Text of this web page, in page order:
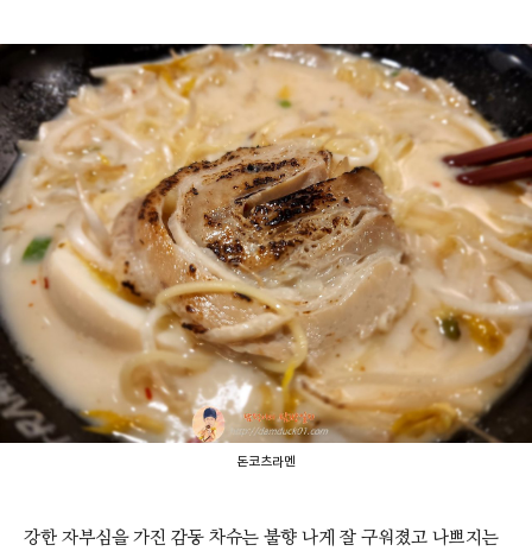
돈코츠라멘
강한 자부심을 가진 감동 차슈는 불향 나게 잘 구워졌고 나쁘지는